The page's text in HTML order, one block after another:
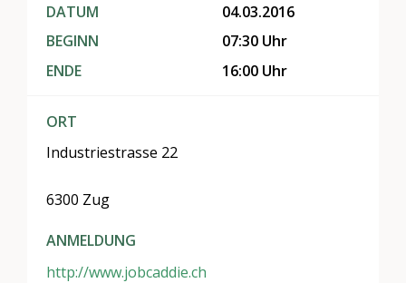
DATUM
BEGINN
ENDE
04.03.2016
07:30 Uhr
16:00 Uhr
ORT
Industriestrasse 22
6300 Zug
ANMELDUNG
http://www.jobcaddie.ch